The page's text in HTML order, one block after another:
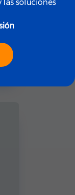
soluciones